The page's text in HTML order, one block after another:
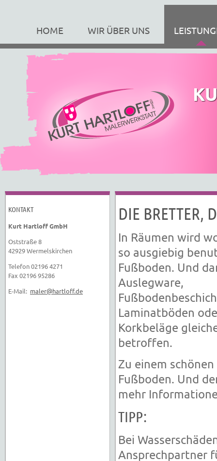
HOME WIR ÜBER UNS
KONTAKT
Kurt Hartloff GmbH
Oststraße 8
42929 Wermelskirchen
Telefon 02196 4271
Fax 02196 95286
E-Mail: maler@hartloff.de
DIE BRETTER,
In Räumen wird
so ausgiebig
Fußboden. Und
Auslegware,
Laminatböden
Korkbeläge
betroffen.
Zu einem
Fußboden. Und
mehr
TIPP:
Bei
Ansprechpartner